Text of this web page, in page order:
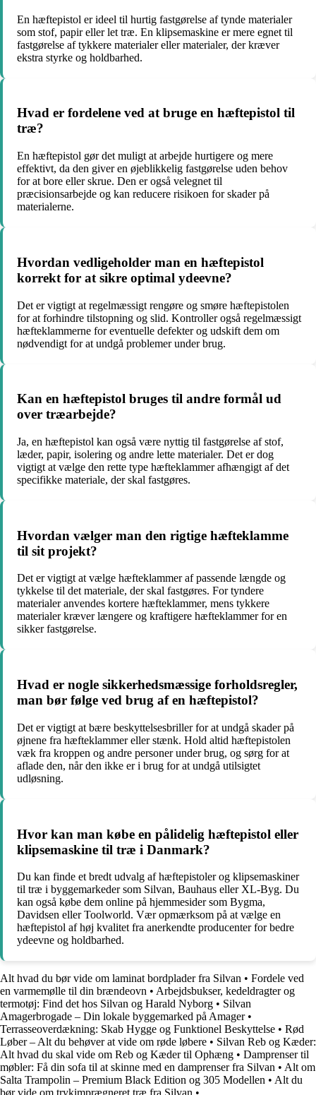
En hæftepistol er ideel til hurtig fastgørelse af tynde materialer
som stof, papir eller let træ. En klipsemaskine er mere egnet til
fastgørelse af tykkere materialer eller materialer, der kræver
ekstra styrke og holdbarhed.
Hvad er fordelene ved at bruge en hæftepistol til
træ?
En hæftepistol gør det muligt at arbejde hurtigere og mere
effektivt, da den giver en øjeblikkelig fastgørelse uden behov
for at bore eller skrue. Den er også velegnet til
præcisionsarbejde og kan reducere risikoen for skader på
materialerne.
Hvordan vedligeholder man en hæftepistol
korrekt for at sikre optimal ydeevne?
Det er vigtigt at regelmæssigt rengøre og smøre hæftepistolen
for at forhindre tilstopning og slid. Kontroller også regelmæssigt
hæfteklammerne for eventuelle defekter og udskift dem om
nødvendigt for at undgå problemer under brug.
Kan en hæftepistol bruges til andre formål ud
over træarbejde?
Ja, en hæftepistol kan også være nyttig til fastgørelse af stof,
læder, papir, isolering og andre lette materialer. Det er dog
vigtigt at vælge den rette type hæfteklammer afhængigt af det
specifikke materiale, der skal fastgøres.
Hvordan vælger man den rigtige hæfteklamme
til sit projekt?
Det er vigtigt at vælge hæfteklammer af passende længde og
tykkelse til det materiale, der skal fastgøres. For tyndere
materialer anvendes kortere hæfteklammer, mens tykkere
materialer kræver længere og kraftigere hæfteklammer for en
sikker fastgørelse.
Hvad er nogle sikkerhedsmæssige forholdsregler,
man bør følge ved brug af en hæftepistol?
Det er vigtigt at bære beskyttelsesbriller for at undgå skader på
øjnene fra hæfteklammer eller stænk. Hold altid hæftepistolen
væk fra kroppen og andre personer under brug, og sørg for at
aflade den, når den ikke er i brug for at undgå utilsigtet
udløsning.
Hvor kan man købe en pålidelig hæftepistol eller
klipsemaskine til træ i Danmark?
Du kan finde et bredt udvalg af hæftepistoler og klipsemaskiner
til træ i byggemarkeder som Silvan, Bauhaus eller XL-Byg. Du
kan også købe dem online på hjemmesider som Bygma,
Davidsen eller Toolworld. Vær opmærksom på at vælge en
hæftepistol af høj kvalitet fra anerkendte producenter for bedre
ydeevne og holdbarhed.
Alt hvad du bør vide om laminat bordplader fra Silvan • Fordele ved
en varmemølle til din brændeovn • Arbejdsbukser, kedeldragter og
termotøj: Find det hos Silvan og Harald Nyborg • Silvan
Amagerbrogade – Din lokale byggemarked på Amager•
Terrasseoverdækning: Skab Hygge og Funktionel Beskyttelse • Rød
Løber – Alt du behøver at vide om røde løbere • Silvan Reb og Kæder:
Alt hvad du skal vide om Reb og Kæder til Ophæng • Damprenser til
møbler: Få din sofa til at skinne med en damprenser fra Silvan • Alt om
Salta Trampolin – Premium Black Edition og 305 Modellen • Alt du